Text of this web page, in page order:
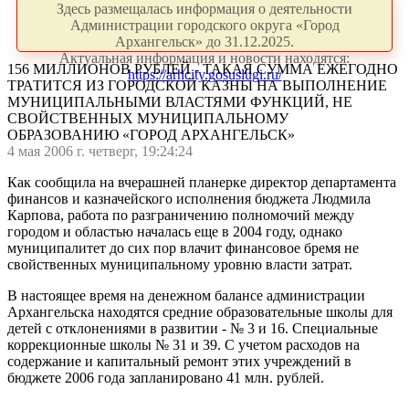
Здесь размещалась информация о деятельности
Администрации городского округа «Город
Архангельск» до 31.12.2025.
Актуальная информация и новости находятся:
https://arhcity.gosuslugi.ru/
156 МИЛЛИОНОВ РУБЛЕЙ - ТАКАЯ СУММА ЕЖЕГОДНО
ТРАТИТСЯ ИЗ ГОРОДСКОЙ КАЗНЫ НА ВЫПОЛНЕНИЕ
МУНИЦИПАЛЬНЫМИ ВЛАСТЯМИ ФУНКЦИЙ, НЕ
СВОЙСТВЕННЫХ МУНИЦИПАЛЬНОМУ
ОБРАЗОВАНИЮ «ГОРОД АРХАНГЕЛЬСК»
4 мая 2006 г. четверг, 19:24:24
Как сообщила на вчерашней планерке директор департамента
финансов и казначейского исполнения бюджета Людмила
Карпова, работа по разграничению полномочий между
городом и областью началась еще в 2004 году, однако
муниципалитет до сих пор влачит финансовое бремя не
свойственных муниципальному уровню власти затрат.
В настоящее время на денежном балансе администрации
Архангельска находятся средние образовательные школы для
детей с отклонениями в развитии - № 3 и 16. Специальные
коррекционные школы № 31 и 39. С учетом расходов на
содержание и капитальный ремонт этих учреждений в
бюджете 2006 года запланировано 41 млн. рублей.